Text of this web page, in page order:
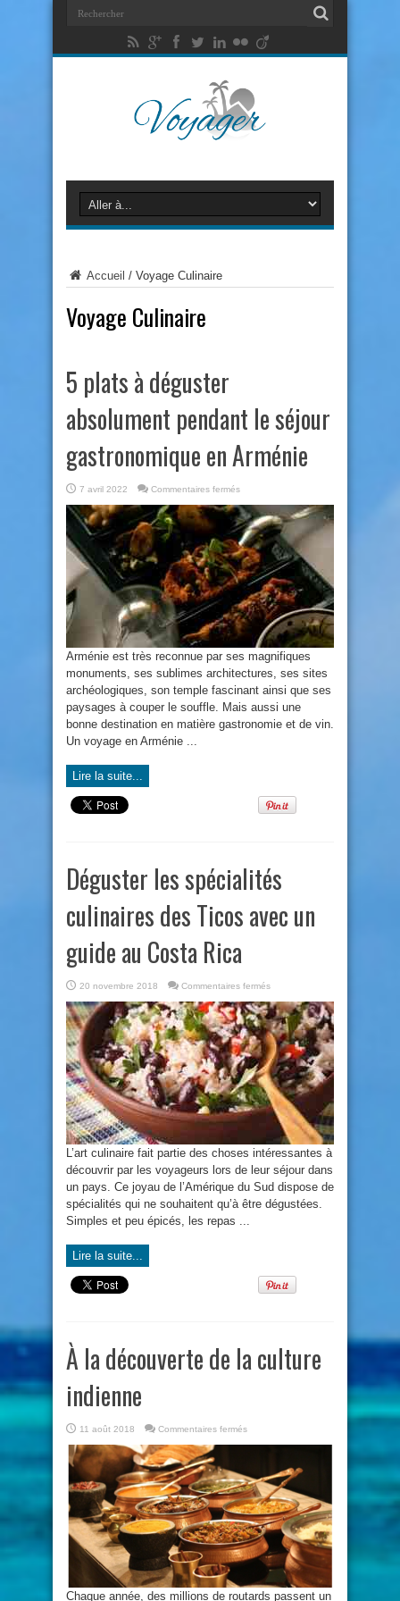
Accueil / Voyage Culinaire
Voyage Culinaire
5 plats à déguster
absolument pendant le séjour
gastronomique en Arménie
7 avril 2022 Commentaires fermés
plats
à
déguster
absolument
pendant
le
séjour
gastronomique
en
Arménie
Arménie est très reconnue par ses magnifiques
monuments, ses sublimes architectures, ses sites
archéologiques, son temple fascinant ainsi que ses
paysages à couper le souffle. Mais aussi une
bonne destination en matière gastronomie et de vin.
Un voyage en Arménie ...
Lire la suite...
Déguster les spécialités
culinaires des Ticos avec un
guide au Costa Rica
20 novembre 2018 Commentaires fermés
les
spécialités
culinaires
des
Ticos
avec
un
guide
au
Costa
Rica
L’art culinaire fait partie des choses intéressantes à
découvrir par les voyageurs lors de leur séjour dans
un pays. Ce joyau de l’Amérique du Sud dispose de
spécialités qui ne souhaitent qu’à être dégustées.
Simples et peu épicés, les repas ...
Lire la suite...
À la découverte de la culture
indienne
11 août 2018 Commentaires fermés
la
la
culture
indienne
Chaque année, des millions de routards passent un